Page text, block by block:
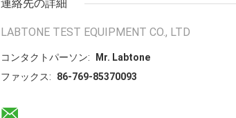
連絡先の詳細
LABTONE TEST EQUIPMENT CO., LTD
コンタクトパーソン:
Mr. Labtone
ファックス:
86-769-85370093